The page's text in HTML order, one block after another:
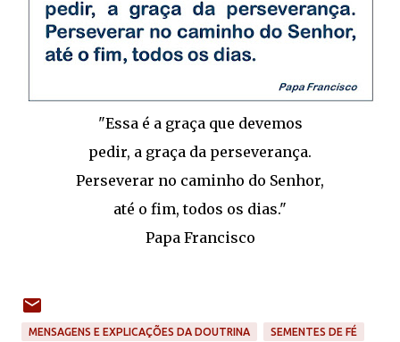
"Essa é a graça que devemos
pedir, a graça da perseverança.
Perseverar no caminho do Senhor,
até o fim, todos os dias."
Papa Francisco
MENSAGENS E EXPLICAÇÕES DA DOUTRINA SEMENTES DE FÉ